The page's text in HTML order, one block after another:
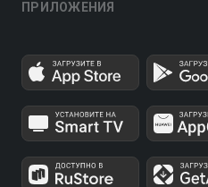
ПРИЛОЖЕНИЯ